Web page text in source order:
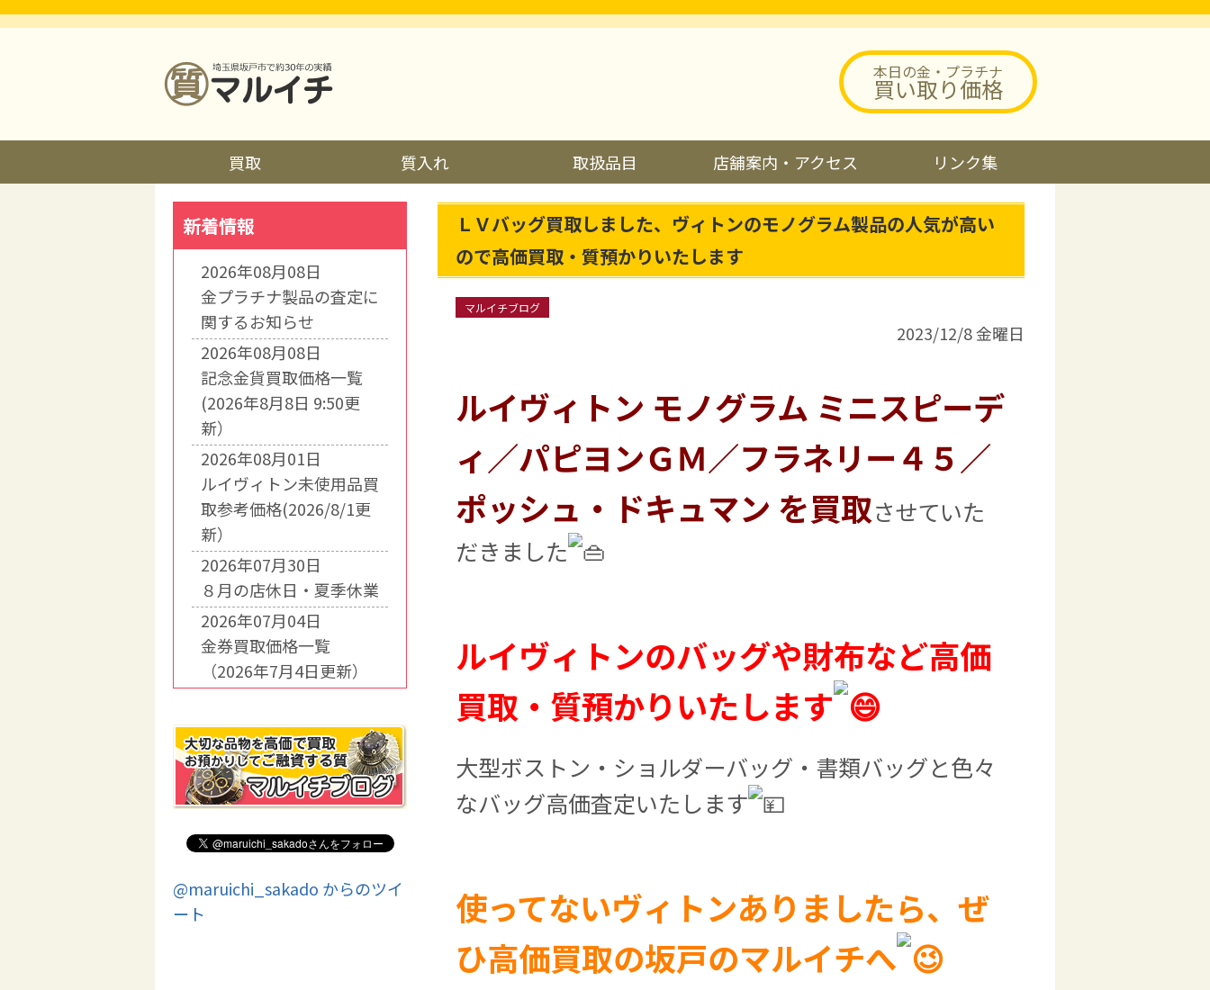
本日の金・プラチナ
買い取り価格
買取 質入れ 取扱品目 店舗案内・アクセス リンク集
ＬＶバッグ買取しました、ヴィトンのモノグラム製品の人気が高い
ので高価買取・質預かりいたします
マルイチブログ
2023/12/8 金曜日
ルイヴィトン モノグラム ミニスピーデ
ィ／パピヨンＧＭ／フラネリー４５／
ポッシュ・ドキュマン を買取させていた
だきました
ルイヴィトンのバッグや財布など高価
買取・質預かりいたします
大型ボストン・ショルダーバッグ・書類バッグと色々
なバッグ高価査定いたします
使ってないヴィトンありましたら、ぜ
ひ高価買取の坂戸のマルイチへ
新着情報
2026年08月08日
金プラチナ製品の査定に
関するお知らせ
2026年08月08日
記念金貨買取価格一覧
(2026年8月8日 9:50更
新）
2026年08月01日
ルイヴィトン未使用品買
取参考価格(2026/8/1更
新）
2026年07月30日
８月の店休日・夏季休業
2026年07月04日
金券買取価格一覧
（2026年7月4日更新）
@maruichi_sakado からのツイ
ート